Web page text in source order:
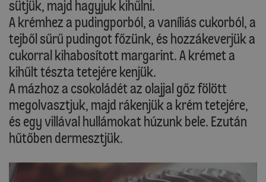
sütjük, majd hagyjuk kihűlni.
A krémhez a pudingporból, a vaníliás cukorból, a
tejből sűrű pudingot főzünk, és hozzákeverjük a
cukorral kihabosított margarint. A krémet a
kihűlt tészta tetejére kenjük.
A mázhoz a csokoládét az olajjal gőz fölött
megolvasztjuk, majd rákenjük a krém tetejére,
és egy villával hullámokat húzunk bele. Ezután
hűtőben dermesztjük.